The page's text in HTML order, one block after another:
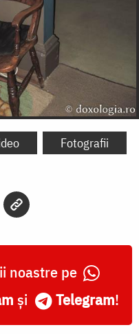
Fotografii
noastre pe
și Telegram!